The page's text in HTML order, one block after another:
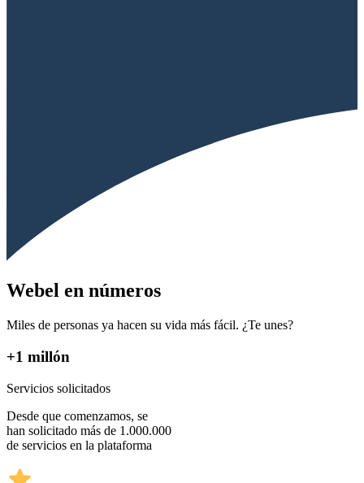
Webel en números
Miles de personas ya hacen su vida más fácil. ¿Te unes?
+1 millón
Servicios solicitados
Desde que comenzamos, se
han solicitado más de 1.000.000
de servicios en la plataforma